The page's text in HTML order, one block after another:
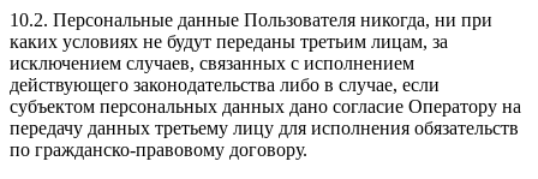
10.2. Персональные данные Пользователя никогда, ни при
каких условиях не будут переданы третьим лицам, за
исключением случаев, связанных с исполнением
действующего законодательства либо в случае, если
субъектом персональных данных дано согласие Оператору на
передачу данных третьему лицу для исполнения обязательств
по гражданско-правовому договору.